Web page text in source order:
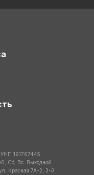
191767445
Сб, Вс: Выходной
Красная 7А-2, 3-й